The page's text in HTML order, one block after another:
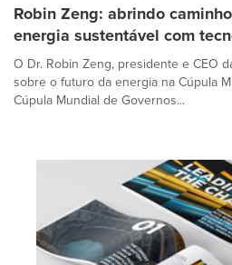
Robin Zeng: abrindo
energia sustentável com
O Dr. Robin Zeng, presidente e CEO
sobre o futuro da energia na Cúpula
Cúpula Mundial de Governos...